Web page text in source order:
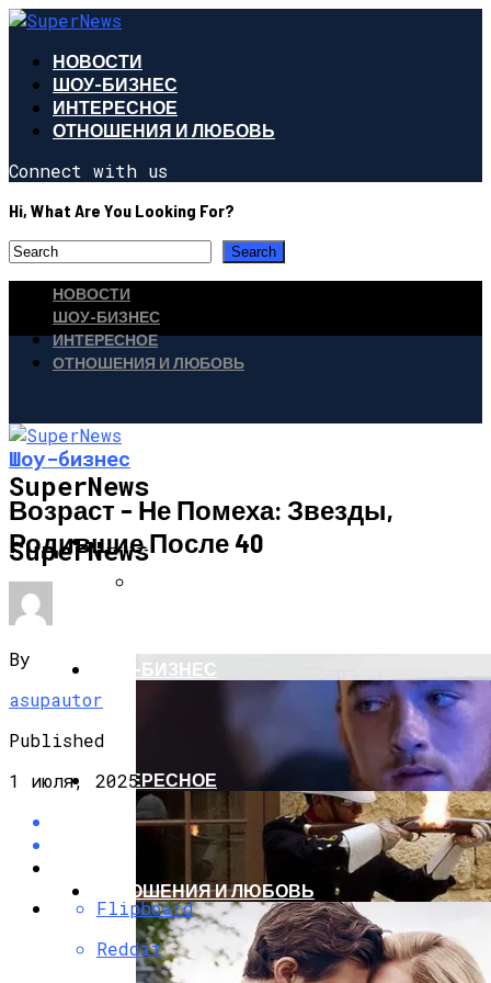
НОВОСТИ
ШОУ-БИЗНЕС
ИНТЕРЕСНОЕ
ОТНОШЕНИЯ И ЛЮБОВЬ
Connect with us
Hi, What Are You Looking For?
НОВОСТИ
ШОУ-БИЗНЕС
ИНТЕРЕСНОЕ
ОТНОШЕНИЯ И ЛЮБОВЬ
SuperNews
SuperNews
НОВОСТИ
ШОУ-БИЗНЕС
ИНТЕРЕСНОЕ
ОТНОШЕНИЯ И ЛЮБОВЬ
Шоу-бизнес
Возраст – Не Помеха: Звезды,
Родившие После 40
By
asupautor
Published
1 июля, 2025
Flipboard
Reddit